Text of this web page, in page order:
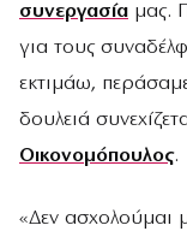
συνεργασία μας.
για τους
εκτιμάω,
δουλειά
Οικονομόπουλος.
«Δεν ασχολούμαι